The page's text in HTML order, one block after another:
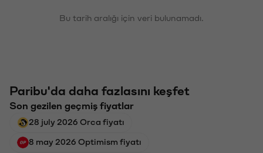
Bu tarih aralığı için veri bulunamadı.
Paribu'da daha fazlasını keşfet
Son gezilen geçmiş fiyatlar
28 july 2026 Orca fiyatı
8 may 2026 Optimism fiyatı